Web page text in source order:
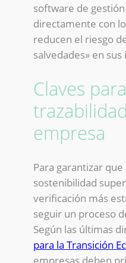
software de
directamente con
reducen el riesgo
salvedades» en
Claves
empresa
Para garantizar
sostenibilidad
verificación más
seguir un proceso
Según las últimas
para la Transición